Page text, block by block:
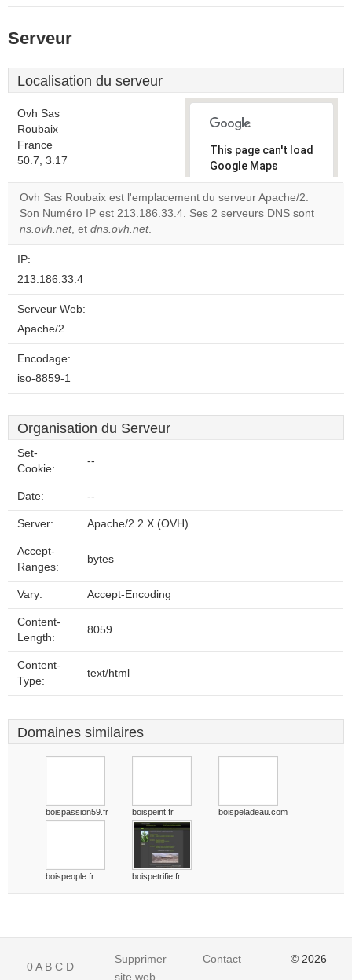
Serveur
Localisation du serveur
Ovh Sas
Roubaix
France
50.7, 3.17
This page can't load
Google Maps
correctly.
Do you
Ovh Sas Roubaix est l'emplacement du serveur Apache/2.
Son Numéro IP est 213.186.33.4. Ses 2 serveurs DNS sont
ns.ovh.net, et dns.ovh.net.
IP:
213.186.33.4
Serveur Web:
Apache/2
Encodage:
iso-8859-1
Organisation du Serveur
Set-
Cookie:
--
Date: --
Server: Apache/2.2.X (OVH)
Accept-
Ranges:
bytes
Vary: Accept-Encoding
Content-
Length:
8059
Content-
Type:
text/html
Domaines similaires
boispassion59.fr boispeint.fr boispeladeau.com
boispeople.fr boispetrifie.fr
0A B C D
Supprimer
site web
Contact © 2026